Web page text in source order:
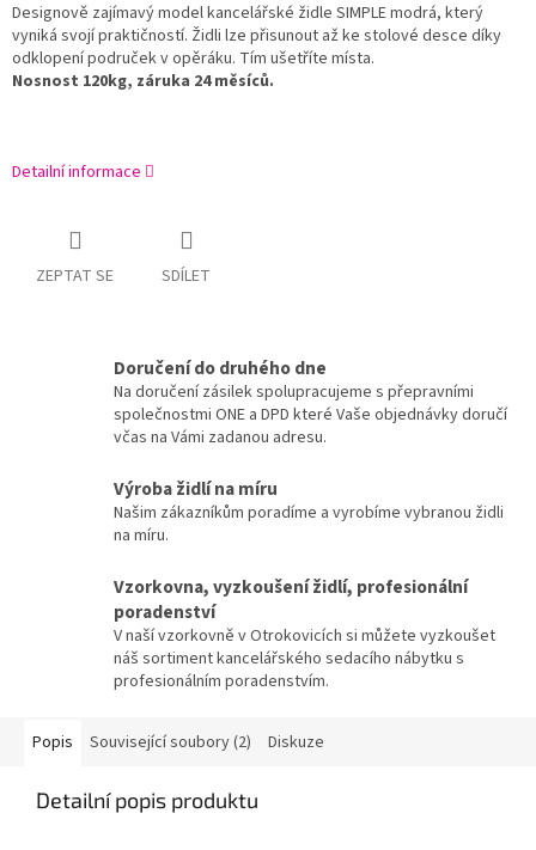
Designově zajímavý model kancelářské židle SIMPLE modrá, který
vyniká svojí praktičností. Židli lze přisunout až ke stolové desce díky
odklopení područek v opěráku. Tím ušetříte místa.
Nosnost 120kg, záruka 24 měsíců.
Detailní informace
ZEPTAT SE SDÍLET
Doručení do druhého dne
Na doručení zásilek spolupracujeme s přepravními
společnostmi ONE a DPD které Vaše objednávky doručí
včas na Vámi zadanou adresu.
Výroba židlí na míru
Našim zákazníkům poradíme a vyrobíme vybranou židli
na míru.
Vzorkovna, vyzkoušení židlí, profesionální
poradenství
V naší vzorkovně v Otrokovicích si můžete vyzkoušet
náš sortiment kancelářského sedacího nábytku s
profesionálním poradenstvím.
Popis Související soubory (2) Diskuze
Detailní popis produktu